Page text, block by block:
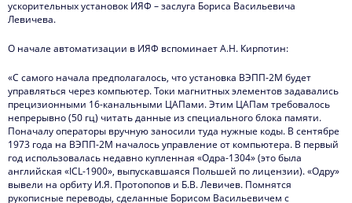
ускорительных установок ИЯФ – заслуга Бориса Васильевича
Левичева.
О начале автоматизации в ИЯФ вспоминает А.Н. Кирпотин:
«С самого начала предполагалось, что установка ВЭПП-2М будет
управляться через компьютер. Токи магнитных элементов задавались
прецизионными 16-канальными ЦАПами. Этим ЦАПам требовалось
непрерывно (50 гц) читать данные из специального блока памяти.
Поначалу операторы вручную заносили туда нужные коды. В сентябре
1973 года на ВЭПП-2М началось управление от компьютера. В первый
год использовалась недавно купленная «Одра-1304» (это была
английская «ICL-1900», выпускавшаяся Польшей по лицензии). «Одру»
вывели на орбиту И.Я. Протопопов и Б.В. Левичев. Помнятся
рукописные переводы, сделанные Борисом Васильевичем с